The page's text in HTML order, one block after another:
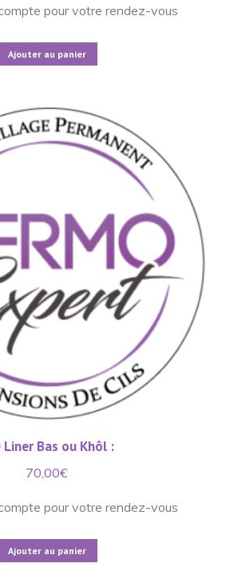
pour votre rendez-vous
Ajouter au panier
Liner Bas ou Khôl :
70,00€
pour votre rendez-vous
Ajouter au panier